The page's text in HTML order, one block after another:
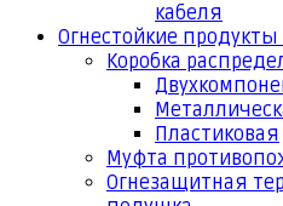
кабеля
Огнестойкие продукты
Коробка
Пластиковая
Муфта
Огнезащитная